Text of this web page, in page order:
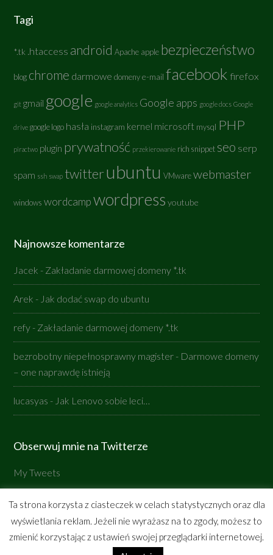
Tagi
*.tk .htaccess android Apache apple bezpieczeństwo
blog chrome darmowe domeny e-mail facebook firefox
git gmail google google analytics Google apps google docs Google
drive google logo hasła instagram kernel microsoft mysql PHP
piractwo plugin prywatność przekierowanie rich snippet seo serp
spam ssh swap twitterubuntu VMware webmaster
windows wordcamp wordpress youtube
Najnowsze komentarze
Jacek - Zakładanie darmowej domeny *.tk
Arek - Jak dodać swap do ubuntu
refy - Zakładanie darmowej domeny *.tk
bezrobotny niepełnosprawny magister - Darmowe domeny
– one naprawdę istnieją
lucasyas - Jak Lenovo sobie leci…
Obserwuj mnie na Twitterze
My Tweets
Copyright © 2026 ·ljasinskipl-genesisonGenesis
Framework·WordPress·Zaloguj się
Ta strona korzysta z ciasteczek w celach statystycznych oraz dla
wyświetlania reklam. Jeżeli nie wyrażasz na to zgody, możesz to
zmienić korzystając z ustawień swojej przeglądarki internetowej.